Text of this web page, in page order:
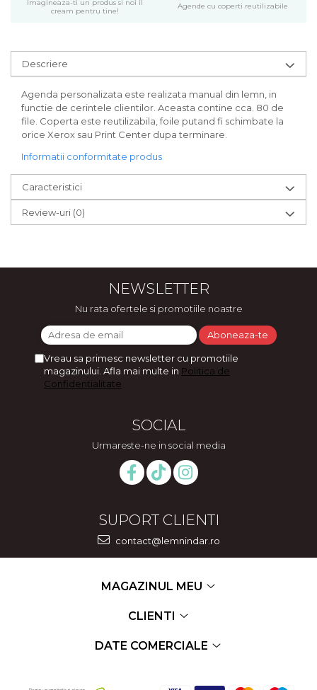
Imagineaza-ti un produs si noi il
cream pentru tine!
Agende cu coperti reutilizabile
Descriere
Agenda personalizata este realizata manual din lemn, in
functie de cerintele clientilor. Aceasta contine cca. 80 de
file. Coperta este reutilizabila, foile putand fi schimbate la
orice Xerox sau Print Center dupa terminare.
Informatii conformitate produs
Caracteristici
Review-uri (0)
NEWSLETTER
Nu rata ofertele si promotiile noastre
Vreau sa primesc newsletter cu promotiile
magazinului. Afla mai multe in Politica de
Confidentialitate
SOCIAL
Urmareste-ne in social media
SUPORT CLIENTI
contact@lemnindar.ro
MAGAZINUL MEU
CLIENTI
DATE COMERCIALE